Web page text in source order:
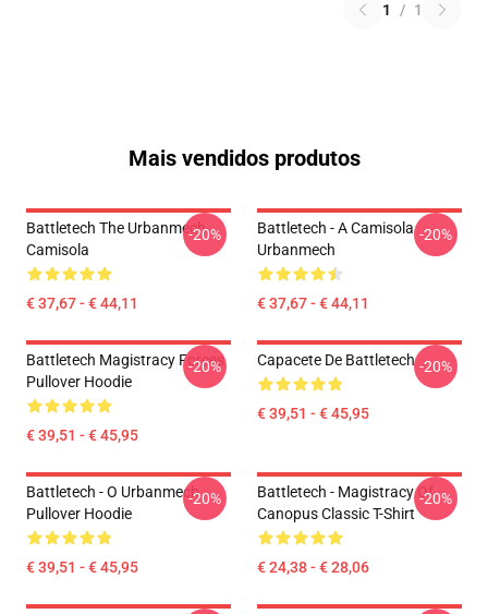
1 / 1
Mais vendidos produtos
Battletech The Urbanmech
Camisola
€ 37,67 - € 44,11
-20%
Battletech - A Camisola
Urbanmech
€ 37,67 - € 44,11
-20%
Battletech Magistracy Forces
Pullover Hoodie
€ 39,51 - € 45,95
-20% Capacete De Battletech
€ 39,51 - € 45,95
-20%
Battletech - O Urbanmech
Pullover Hoodie
€ 39,51 - € 45,95
-20%
Battletech - Magistracy Of
Canopus Classic T-Shirt
€ 24,38 - € 28,06
-20%